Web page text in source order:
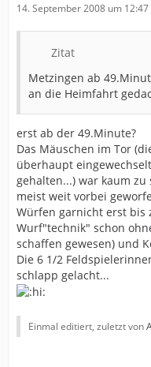
14. September 2008 um 12:47
Zitat
Metzingen ab
an die Heimfahrt
erst ab der 49.Minute?
Das Mäuschen im Tor
überhaupt
gehalten...) war kaum
meist weit vorbei
Würfen garnicht erst bis
Wurf"technik" schon
schaffen gewesen) und
Die 6 1/2
schlapp gelacht...
Einmal editiert, zuletzt von